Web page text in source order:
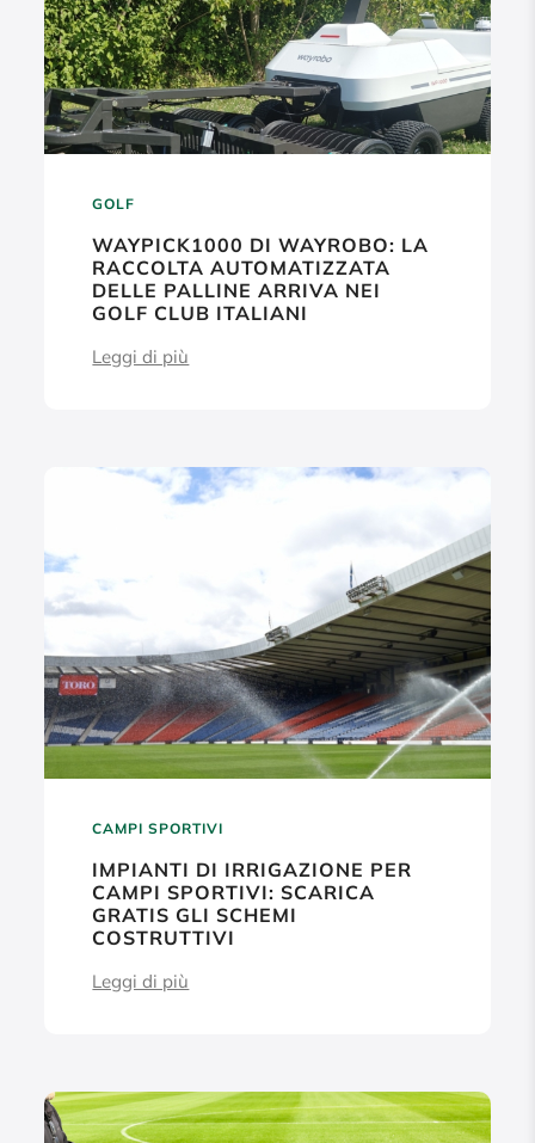
GOLF
WAYPICK1000 DI WAYROBO: LA
RACCOLTA AUTOMATIZZATA
DELLE PALLINE ARRIVA NEI
GOLF CLUB ITALIANI
Leggi di più
CAMPI SPORTIVI
IMPIANTI DI IRRIGAZIONE PER
CAMPI SPORTIVI: SCARICA
GRATIS GLI SCHEMI
COSTRUTTIVI
Leggi di più